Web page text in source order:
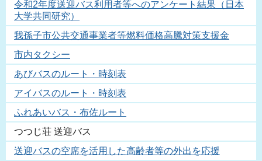
令和2年度送迎バス利用者等へのアンケート結果（日本
大学共同研究）
我孫子市公共交通事業者等燃料価格高騰対策支援金
市内タクシー
あびバスのルート・時刻表
アイバスのルート・時刻表
ふれあいバス・布佐ルート
つつじ荘 送迎バス
送迎バスの空席を活用した高齢者等の外出を応援